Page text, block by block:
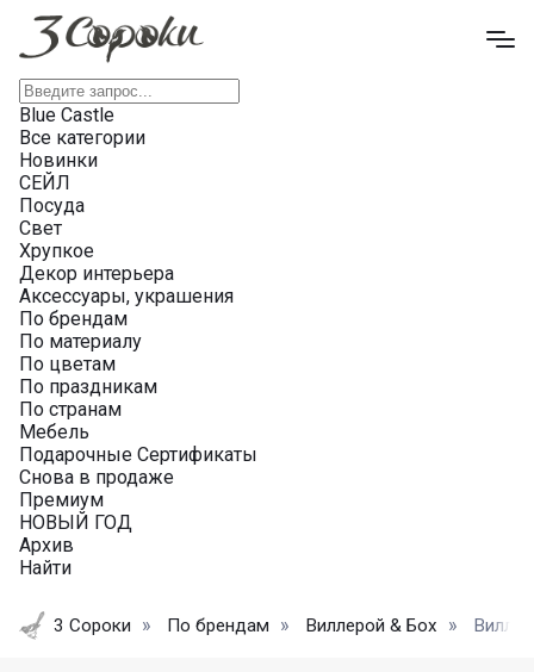
Blue Castle
Все категории
Новинки
СЕЙЛ
Посуда
Свет
Хрупкое
Декор интерьера
Аксессуары, украшения
По брендам
По материалу
По цветам
По праздникам
По странам
Мебель
Подарочные Сертификаты
Снова в продаже
Премиум
НОВЫЙ ГОД
Архив
Найти
3 Сороки По брендам Виллерой & Бох